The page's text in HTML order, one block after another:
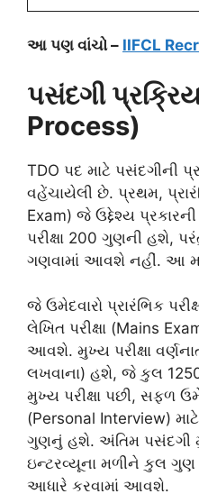
આ પણ વાંચો – IIFCL
પસંદગી
Process)
TDO પદ માટે પસંદગીની
વહેંચાયેલી છે. પ્રથમ,
Exam) જે ઉદ્દેશ્ય
પરીક્ષા 200 ગુણની હશે,
ગણવામાં આવશે નહીં. આ
જે ઉમેદવારો પ્રારંભિક
લેખિત પરીક્ષા (Mains
આવશે. મુખ્ય પરીક્ષા
લખવાના) હશે, જે કુલ
મુખ્ય પરીક્ષા પછી, સફળ
(Personal Interview)
ગુણનું હશે. અંતિમ પસંદગી
ઇન્ટરવ્યૂના મળીને કુલ ગુણ
આધારે કરવામાં આવશે.